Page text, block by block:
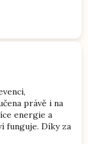
právě i na
energie a
funguje. Díky za